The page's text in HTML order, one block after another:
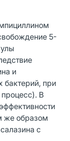
5-
и
бактерий, при
В
же образом
с